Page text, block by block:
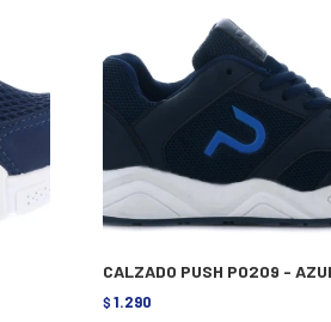
CALZADO PUSH P0209 -
$ 1.290